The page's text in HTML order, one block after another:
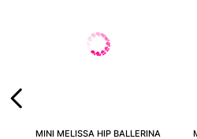
MINI MELISSA HIP BALLERINA